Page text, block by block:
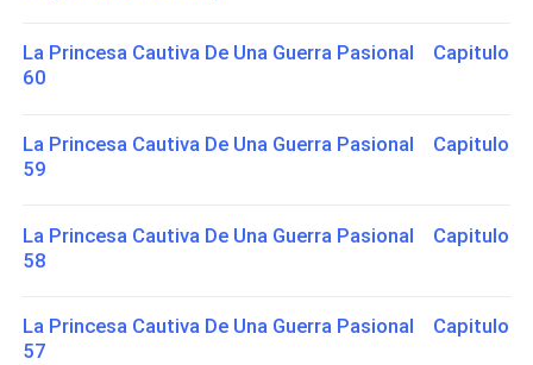
La Princesa Cautiva De Una Guerra Pasional Capitulo
60
La Princesa Cautiva De Una Guerra Pasional Capitulo
59
La Princesa Cautiva De Una Guerra Pasional Capitulo
58
La Princesa Cautiva De Una Guerra Pasional Capitulo
57